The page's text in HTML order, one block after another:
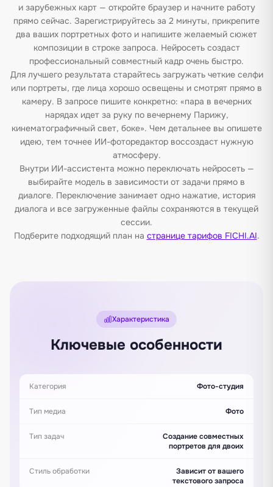
и зарубежных карт — откройте браузер и начните работу
прямо сейчас. Зарегистрируйтесь за 2 минуты, прикрепите
два ваших портретных фото и напишите желаемый сюжет
композиции в строке запроса. Нейросеть создаст
профессиональный совместный кадр очень быстро.
Для лучшего результата старайтесь загружать четкие селфи
или портреты, где лица хорошо освещены и смотрят прямо в
камеру. В запросе пишите конкретно: «пара в вечерних
нарядах идет за руку по вечернему Парижу,
кинематографичный свет, боке». Чем детальнее вы опишете
идею, тем точнее ИИ-фоторедактор воссоздаст нужную
атмосферу.
Внутри ИИ-ассистента можно переключать нейросеть —
выбирайте модель в зависимости от задачи прямо в
диалоге. Переключение занимает одно нажатие, история
диалога и все загруженные файлы сохраняются в текущей
сессии.
Подберите подходящий план на странице тарифов FICHI.AI.
Характеристика
Ключевые особенности
Категория Фото-студия
Тип медиа Фото
Тип задач
Создание совместных
портретов для двоих
Стиль обработки
Зависит от вашего
текстового запроса